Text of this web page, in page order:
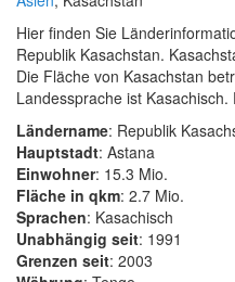
Hier finden Sie
Republik Kasachstan.
Die Fläche von Kasachstan
Landessprache ist
Ländername: Republik
Hauptstadt: Astana
Einwohner: 15.3 Mio.
Fläche in qkm: 2.7 Mio.
Sprachen: Kasachisch
Unabhängig seit: 1991
Grenzen seit: 2003